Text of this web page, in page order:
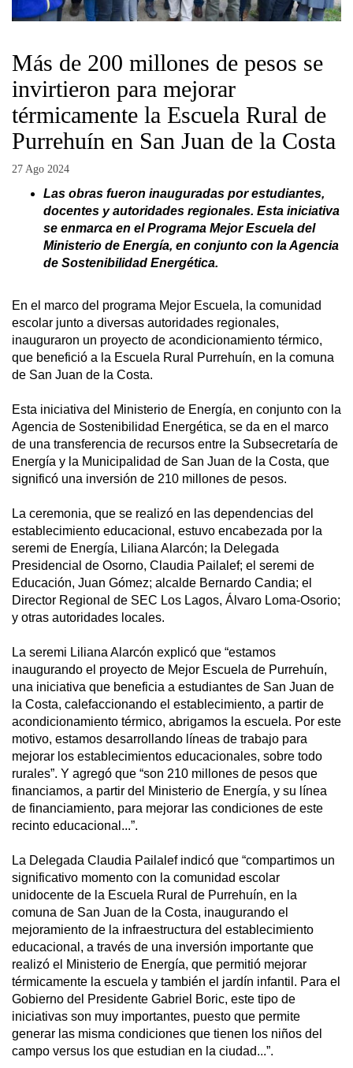
Más de 200 millones de pesos se
invirtieron para mejorar
térmicamente la Escuela Rural de
Purrehuín en San Juan de la Costa
27 Ago 2024
Las obras fueron inauguradas por estudiantes,
docentes y autoridades regionales. Esta iniciativa
se enmarca en el Programa Mejor Escuela del
Ministerio de Energía, en conjunto con la Agencia
de Sostenibilidad Energética.
En el marco del programa Mejor Escuela, la comunidad
escolar junto a diversas autoridades regionales,
inauguraron un proyecto de acondicionamiento térmico,
que benefició a la Escuela Rural Purrehuín, en la comuna
de San Juan de la Costa.
Esta iniciativa del Ministerio de Energía, en conjunto con la
Agencia de Sostenibilidad Energética, se da en el marco
de una transferencia de recursos entre la Subsecretaría de
Energía y la Municipalidad de San Juan de la Costa, que
significó una inversión de 210 millones de pesos.
La ceremonia, que se realizó en las dependencias del
establecimiento educacional, estuvo encabezada por la
seremi de Energía, Liliana Alarcón; la Delegada
Presidencial de Osorno, Claudia Pailalef; el seremi de
Educación, Juan Gómez; alcalde Bernardo Candia; el
Director Regional de SEC Los Lagos, Álvaro Loma-Osorio;
y otras autoridades locales.
La seremi Liliana Alarcón explicó que “estamos
inaugurando el proyecto de Mejor Escuela de Purrehuín,
una iniciativa que beneficia a estudiantes de San Juan de
la Costa, calefaccionando el establecimiento, a partir de
acondicionamiento térmico, abrigamos la escuela. Por este
motivo, estamos desarrollando líneas de trabajo para
mejorar los establecimientos educacionales, sobre todo
rurales”. Y agregó que “son 210 millones de pesos que
financiamos, a partir del Ministerio de Energía, y su línea
de financiamiento, para mejorar las condiciones de este
recinto educacional...”.
La Delegada Claudia Pailalef indicó que “compartimos un
significativo momento con la comunidad escolar
unidocente de la Escuela Rural de Purrehuín, en la
comuna de San Juan de la Costa, inaugurando el
mejoramiento de la infraestructura del establecimiento
educacional, a través de una inversión importante que
realizó el Ministerio de Energía, que permitió mejorar
térmicamente la escuela y también el jardín infantil. Para el
Gobierno del Presidente Gabriel Boric, este tipo de
iniciativas son muy importantes, puesto que permite
generar las misma condiciones que tienen los niños del
campo versus los que estudian en la ciudad...”.